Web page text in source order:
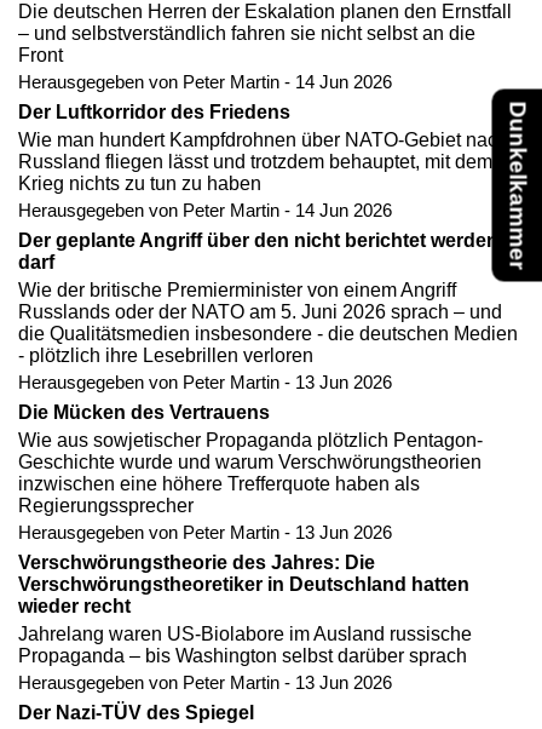
Die deutschen Herren der Eskalation planen den Ernstfall
– und selbstverständlich fahren sie nicht selbst an die
Front
Herausgegeben von Peter Martin - 14 Jun 2026
Der Luftkorridor des Friedens
Wie man hundert Kampfdrohnen über NATO-Gebiet nach
Russland fliegen lässt und trotzdem behauptet, mit dem
Krieg nichts zu tun zu haben
Herausgegeben von Peter Martin - 14 Jun 2026
Der geplante Angriff über den nicht berichtet werden
darf
Wie der britische Premierminister von einem Angriff
Russlands oder der NATO am 5. Juni 2026 sprach – und
die Qualitätsmedien insbesondere - die deutschen Medien
- plötzlich ihre Lesebrillen verloren
Herausgegeben von Peter Martin - 13 Jun 2026
Die Mücken des Vertrauens
Wie aus sowjetischer Propaganda plötzlich Pentagon-
Geschichte wurde und warum Verschwörungstheorien
inzwischen eine höhere Trefferquote haben als
Regierungssprecher
Herausgegeben von Peter Martin - 13 Jun 2026
Verschwörungstheorie des Jahres: Die
Verschwörungstheoretiker in Deutschland hatten
wieder recht
Jahrelang waren US-Biolabore im Ausland russische
Propaganda – bis Washington selbst darüber sprach
Herausgegeben von Peter Martin - 13 Jun 2026
Der Nazi-TÜV des Spiegel
Dunkelkammer